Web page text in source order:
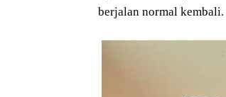
berjalan normal kembali.